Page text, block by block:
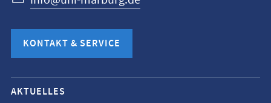
KONTAKT & SERVICE
Mobile-
AKTUELLES